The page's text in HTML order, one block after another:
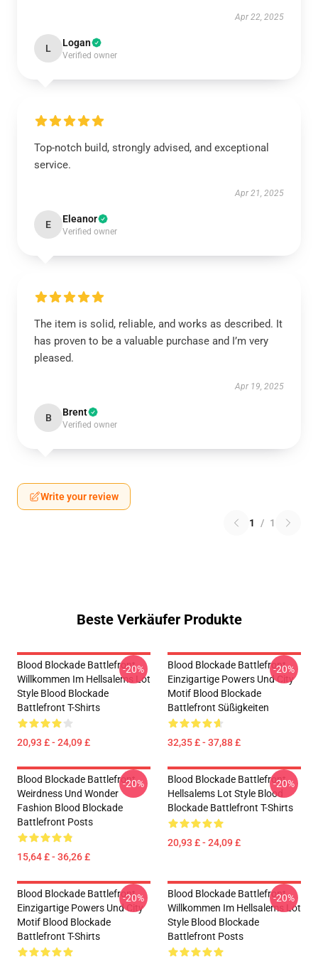
Apr 22, 2025
L Logan
Verified owner
Top-notch build, strongly advised, and exceptional
service.
Apr 21, 2025
E Eleanor
Verified owner
The item is solid, reliable, and works as described. It
has proven to be a valuable purchase and I’m very
pleased.
Apr 19, 2025
B Brent
Verified owner
Write your review
1 / 1
Beste Verkäufer Produkte
Blood Blockade Battlefront
Willkommen Im Hellsalems Lot
Style Blood Blockade
Battlefront T-Shirts
20,93 £ - 24,09 £
-20%
Blood Blockade Battlefront
Einzigartige Powers Und City
Motif Blood Blockade
Battlefront Süßigkeiten
32,35 £ - 37,88 £
-20%
Blood Blockade Battlefront
Weirdness Und Wonder
Fashion Blood Blockade
Battlefront Posts
15,64 £ - 36,26 £
-20%
Blood Blockade Battlefront
Hellsalems Lot Style Blood
Blockade Battlefront T-Shirts
20,93 £ - 24,09 £
-20%
Blood Blockade Battlefront
Einzigartige Powers Und City
Motif Blood Blockade
Battlefront T-Shirts
-20%
Blood Blockade Battlefront
Willkommen Im Hellsalems Lot
Style Blood Blockade
Battlefront Posts
-20%